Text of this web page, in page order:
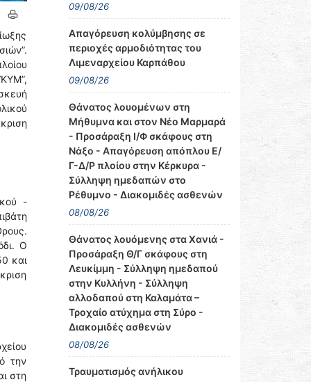
-
Ο
και
την
στη
09/08/26
Απαγόρευση κολύμβησης σε
περιοχές αρμοδιότητας του
Λιμεναρχείου Καρπάθου
09/08/26
Θάνατος λουομένων στη
Μήθυμνα και στον Νέο Μαρμαρά
- Προσάραξη Ι/Φ σκάφους στη
Νάξο - Απαγόρευση απόπλου Ε/
Γ-Δ/Ρ πλοίου στην Κέρκυρα -
Σύλληψη ημεδαπών στο
Ρέθυμνο - Διακομιδές ασθενών
08/08/26
Θάνατος λουόμενης στα Χανιά -
Προσάραξη Θ/Γ σκάφους στη
Λευκίμμη - Σύλληψη ημεδαπού
στην Κυλλήνη - Σύλληψη
αλλοδαπού στη Καλαμάτα –
Τροχαίο ατύχημα στη Σύρο -
Διακομιδές ασθενών
08/08/26
Τραυματισμός ανήλικου